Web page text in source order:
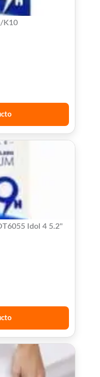
K10
Idol 4 5.2''